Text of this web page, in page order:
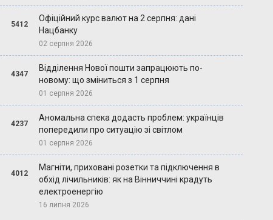
5412
Офіційний курс валют на 2 серпня: дані
Нацбанку
02 серпня 2026
4347
Відділення Нової пошти запрацюють по-
новому: що зміниться з 1 серпня
01 серпня 2026
4237
Аномальна спека додасть проблем: українців
попередили про ситуацію зі світлом
01 серпня 2026
4012
Магніти, приховані розетки та підключення в
обхід лічильників: як на Вінниччині крадуть
електроенергію
16 липня 2026